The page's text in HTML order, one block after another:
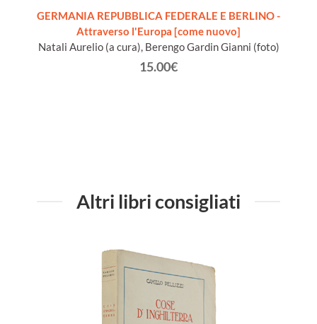
GERMANIA REPUBBLICA FEDERALE E BERLINO -
Attraverso l'Europa [come nuovo]
Natali Aurelio (a cura), Berengo Gardin Gianni (foto)
15.00€
Altri libri consigliati